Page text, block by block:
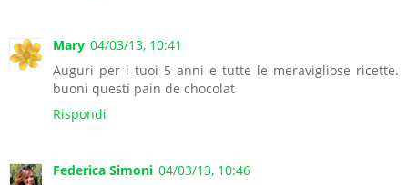
Mary 04/03/13, 10:41
Auguri per i tuoi 5 anni e tutte le meravigliose ricette.
buoni questi pain de chocolat
Rispondi
Federica Simoni 04/03/13, 10:46